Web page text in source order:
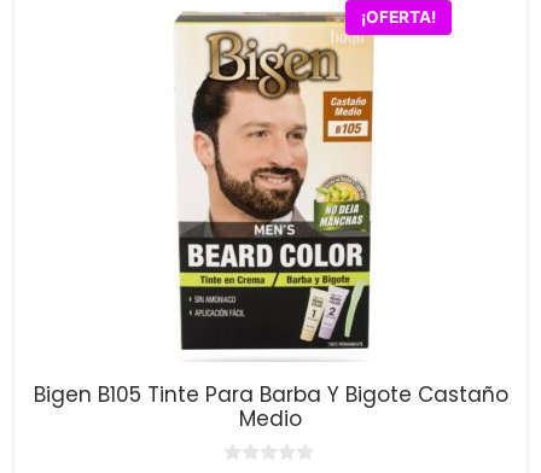
¡OFERTA!
Bigen B105 Tinte Para Barba Y Bigote Castaño
Medio